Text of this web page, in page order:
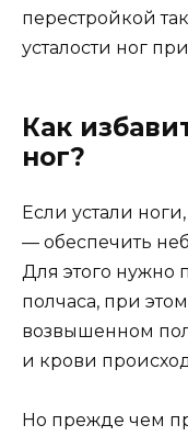
перестройкой
усталости ног при
Как
ног?
Если устали
— обеспечить
Для этого нужно
полчаса, при
возвышенном
и крови
Но прежде чем